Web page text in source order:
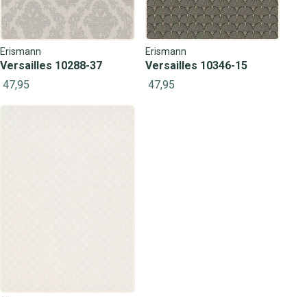
Erismann
Versailles 10288-37
47,95
Erismann
Versailles 10346-15
47,95